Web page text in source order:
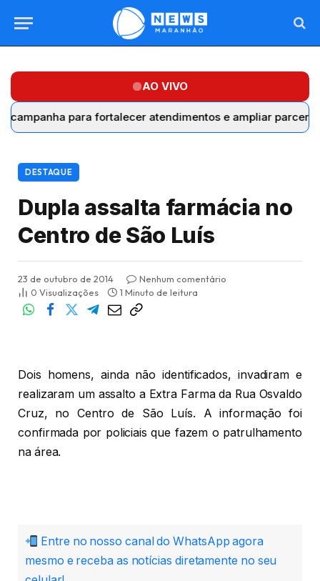
AO VIVO
para fortalecer atendimentos e ampliar parcerias com
DESTAQUE
Dupla assalta farmácia no
Centro de São Luís
23 de outubro de 2014
Nenhum comentário
0 Visualizações 1 Minuto de leitura
Dois homens, ainda não identificados, invadiram e
realizaram um assalto a Extra Farma da Rua Osvaldo
Cruz, no Centro de São Luís. A informação foi
confirmada por policiais que fazem o patrulhamento
na área.
Entre no nosso canal do WhatsApp agora
mesmo e receba as notícias diretamente no seu